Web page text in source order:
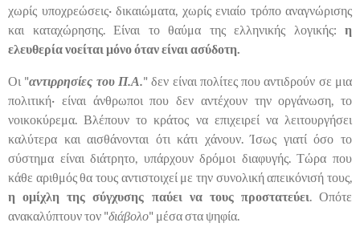
χωρίς υποχρεώσεις· δικαιώματα, χωρίς ενιαίο τρόπο αναγνώρισης
και καταχώρησης. Είναι το θαύμα της ελληνικής λογικής: η
ελευθερία νοείται μόνο όταν είναι ασύδοτη.
Οι "αντιρρησίες του Π.Α." δεν είναι πολίτες που αντιδρούν σε μια
πολιτική· είναι άνθρωποι που δεν αντέχουν την οργάνωση, το
νοικοκύρεμα. Βλέπουν το κράτος να επιχειρεί να λειτουργήσει
καλύτερα και αισθάνονται ότι κάτι χάνουν. Ίσως γιατί όσο το
σύστημα είναι διάτρητο, υπάρχουν δρόμοι διαφυγής. Τώρα που
κάθε αριθμός θα τους αντιστοιχεί με την συνολική απεικόνισή τους,
η ομίχλη της σύγχυσης παύει να τους προστατεύει. Οπότε
ανακαλύπτουν τον "διάβολο" μέσα στα ψηφία.